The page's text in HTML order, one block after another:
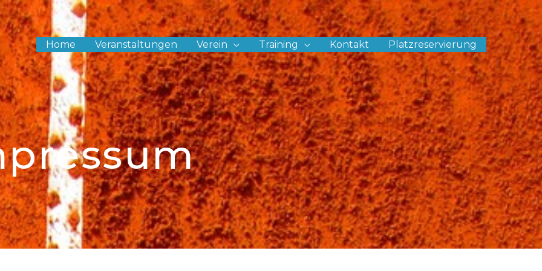
Home Veranstaltungen Verein Training Kontakt Platzreservierung